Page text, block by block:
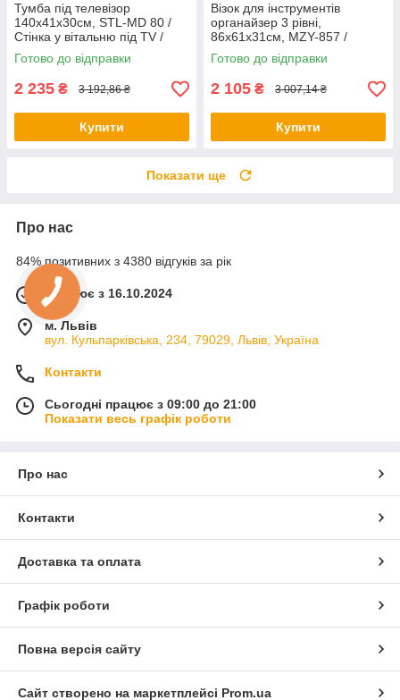
Тумба під телевізор
140х41х30см, STL-MD 80 /
Стінка у вітальню під TV /
Тумба під ТВ / Стінка під ТВ
Готово до відправки
2 235 ₴ 3 192,86 ₴
Купити
Візок для інструментів
органайзер 3 рівні,
86х61x31см, MZY-857 /
Пересувний органайзер для
інструментів
Готово до відправки
2 105 ₴ 3 007,14 ₴
Купити
Показати ще
Про нас
84% позитивних з 4380 відгуків за рік
Працює з 16.10.2024
м. Львів
вул. Кульпарківська, 234, 79029, Львів, Україна
Контакти
Сьогодні працює з 09:00 до 21:00
Показати весь графік роботи
Про нас
Контакти
Доставка та оплата
Графік роботи
Повна версія сайту
Сайт створено на маркетплейсі Prom.ua